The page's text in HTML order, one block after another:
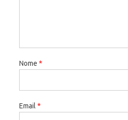
Nome *
Email *